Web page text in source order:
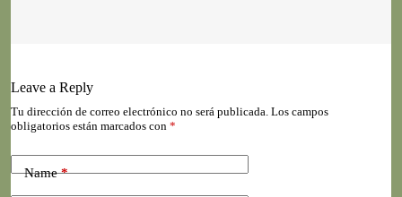
Leave a Reply
Tu dirección de correo electrónico no será publicada. Los campos
obligatorios están marcados con *
Name*